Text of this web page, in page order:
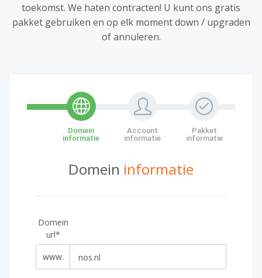
toekomst. We haten contracten! U kunt ons gratis
pakket gebruiken en op elk moment down / upgraden
of annuleren.
Domein
informatie
Account
informatie
Pakket
informatie
Domein informatie
Domein
url*
www.